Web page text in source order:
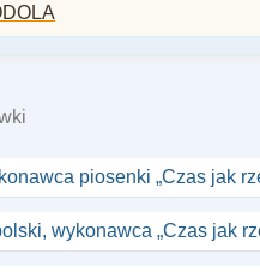
piosenki „Czas jak
wykonawca „Czas jak